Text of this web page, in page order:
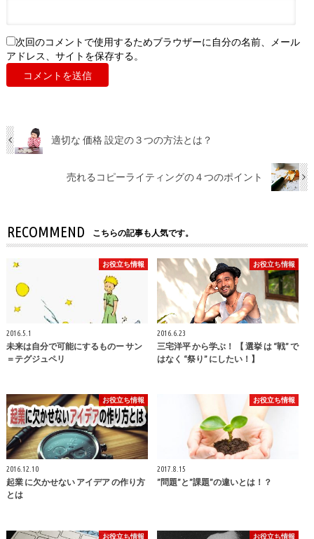
次回のコメントで使用するためブラウザーに自分の名前、メール
アドレス、サイトを保存する。
適切な 価格 設定の３つの方法とは？
売れるコピーライティングの４つのポイント
RECOMMEND こちらの記事も人気です。
お役立ち情報
2016.5.1
未来は自分で可能にするものー サン
＝テグジュペリ
お役立ち情報
2016.6.23
三宅洋平 から学ぶ！ 【 選挙 は “戦” で
はなく “祭り” にしたい！】
お役立ち情報
2016.12.10
起業 に欠かせない アイデア の作り方
とは
お役立ち情報
2017.8.15
”問題”と”課題”の違いとは！？
お役立ち情報 お役立ち情報